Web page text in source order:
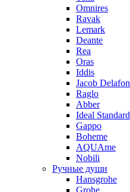
Omnires
Ravak
Lemark
Deante
Rea
Oras
Iddis
Jacob Delafon
Raglo
Abber
Ideal Standard
Gappo
Boheme
AQUAme
Nobili
Ручные души
Hansgrohe
Grohe